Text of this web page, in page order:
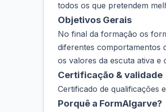
todos os que pretendem
Objetivos Gerais
No final da formação os
diferentes comportamentos
os valores da escuta ativa e
Certificação & validade
Certificado de qualificações
Porquê a FormAlgarve?